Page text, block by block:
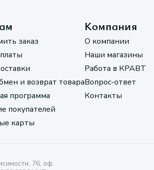
заказ
и возврат товара
программа
покупателей
карты
Компания
О компании
Наши магазины
Работа в КРАВТ
Вопрос-ответ
Контакты
76, оф.